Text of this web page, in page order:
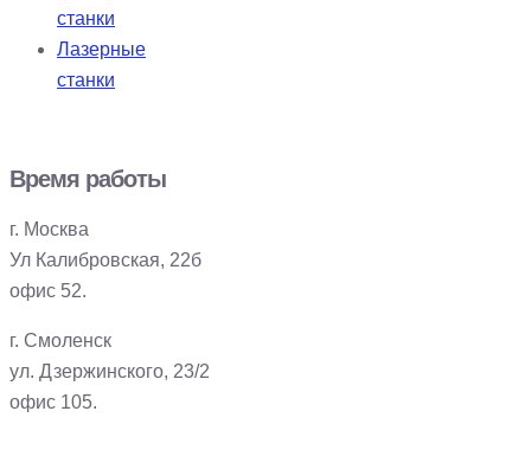
станки
Лазерные
станки
Время работы
г. Москва
Ул Калибровская, 22б
офис 52.
г. Смоленск
ул. Дзержинского, 23/2
офис 105.